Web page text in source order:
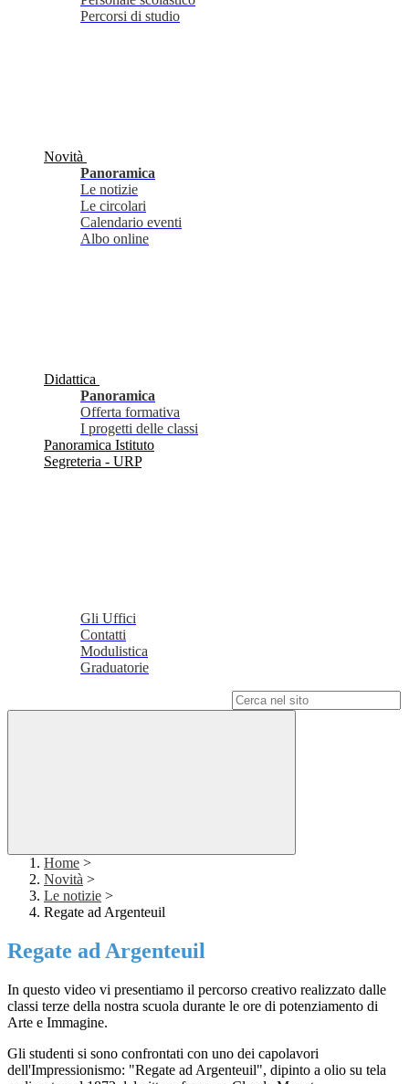
Percorsi di studio
Novità
Panoramica
Le notizie
Le circolari
Calendario eventi
Albo online
Didattica
Panoramica
Offerta formativa
I progetti delle classi
Panoramica Istituto
Segreteria - URP
Gli Uffici
Contatti
Modulistica
Graduatorie
Home >
Novità >
Le notizie >
Regate ad Argenteuil
Regate ad Argenteuil
In questo video vi presentiamo il percorso creativo realizzato dalle
classi terze della nostra scuola durante le ore di potenziamento di
Arte e Immagine.
Gli studenti si sono confrontati con uno dei capolavori
dell'Impressionismo: "Regate ad Argenteuil", dipinto a olio su tela